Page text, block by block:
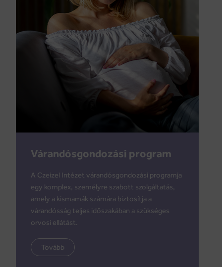
Várandósgondozási program
A Czeizel Intézet várandósgondozási programja
egy komplex, személyre szabott szolgáltatás,
amely a kismamák számára biztosítja a
várandósság teljes időszakában a szükséges
orvosi ellátást.
Tovább